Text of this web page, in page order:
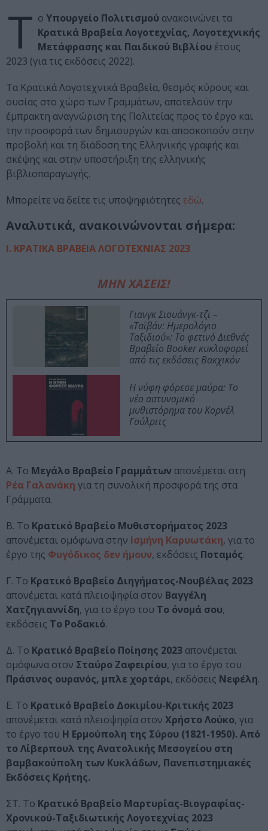
Τ ο Υπουργείο Πολιτισμού ανακοινώνει τα
Κρατικά Βραβεία Λογοτεχνίας, Λογοτεχνικής
Μετάφρασης και Παιδικού Βιβλίου έτους
2023 (για τις εκδόσεις 2022).
Τα Κρατικά Λογοτεχνικά Βραβεία, θεσμός κύρους και
ουσίας στο χώρο των Γραμμάτων, αποτελούν την
έμπρακτη αναγνώριση της Πολιτείας προς το έργο και
την προσφορά των δημιουργών και αποσκοπούν στην
προβολή και τη διάδοση της Ελληνικής γραφής και
σκέψης και στην υποστήριξη της ελληνικής
βιβλιοπαραγωγής.
Μπορείτε να δείτε τις υποψηφιότητες εδώ.
Αναλυτικά, ανακοινώνονται σήμερα:
Ι. ΚΡΑΤΙΚΑ ΒΡΑΒΕΙΑ ΛΟΓΟΤΕΧΝΙΑΣ 2023
ΜΗΝ ΧΑΣΕΙΣ!
Γιανγκ Σιουάνγκ-τζι –
«Ταϊβάν: Ημερολόγιο
Ταξιδιού»: Το φετινό Διεθνές
Βραβείο Booker κυκλοφορεί
από τις εκδόσεις Βακχικόν
Η νύφη φόρεσε μαύρα: Το
νέο αστυνομικό
μυθιστόρημα του Κορνέλ
Γούλριτς
Α. Το Μεγάλο Βραβείο Γραμμάτων απονέμεται στη
Ρέα Γαλανάκη για τη συνολική προσφορά της στα
Γράμματα.
Β. Το Κρατικό Βραβείο Μυθιστορήματος 2023
απονέμεται ομόφωνα στην Ισμήνη Καρυωτάκη, για το
έργο της Φυγόδικος δεν ήμουν, εκδόσεις Ποταμός.
Γ. Το Κρατικό Βραβείο Διηγήματος-Νουβέλας 2023
απονέμεται κατά πλειοψηφία στον Βαγγέλη
Χατζηγιαννίδη, για το έργο του Το όνομά σου,
εκδόσεις Το Ροδακιό.
Δ. Το Κρατικό Βραβείο Ποίησης 2023 απονέμεται
ομόφωνα στον Σταύρο Ζαφειρίου, για το έργο του
Πράσινος ουρανός, μπλε χορτάρι, εκδόσεις Νεφέλη.
Ε. Το Κρατικό Βραβείο Δοκιμίου-Κριτικής 2023
απονέμεται κατά πλειοψηφία στον Χρήστο Λούκο, για
το έργο του Η Ερμούπολη της Σύρου (1821-1950). Από
το Λίβερπουλ της Ανατολικής Μεσογείου στη
βαμβακούπολη των Κυκλάδων, Πανεπιστημιακές
Εκδόσεις Κρήτης.
ΣΤ. Το Κρατικό Βραβείο Μαρτυρίας-Bιογραφίας-
Χρονικού-Ταξιδιωτικής Λογοτεχνίας 2023